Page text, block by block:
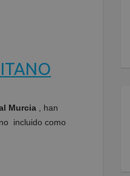
Murcia , han
incluido como